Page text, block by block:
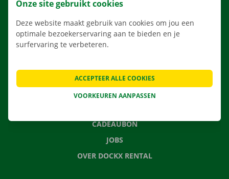
VERHUISOPLOSSINGEN
CONTACTEER ONS
VEELGESTELDE VRAGEN
CADEAUBON
JOBS
OVER DOCKX RENTAL
Onze site gebruikt cookies
Deze website maakt gebruik van cookies om jou een
optimale bezoekerservaring aan te bieden en je
surfervaring te verbeteren.
VOORKEUREN AANPASSEN
ACCEPTEER ALLE COOKIES